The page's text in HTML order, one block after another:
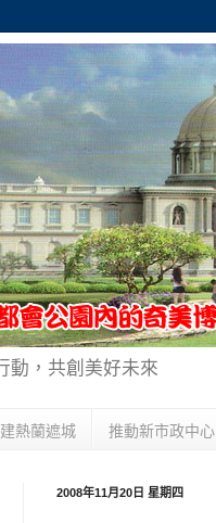
動，共創美好未來
熱蘭遮城 推動新市政中心
2008年11月20日 星期四